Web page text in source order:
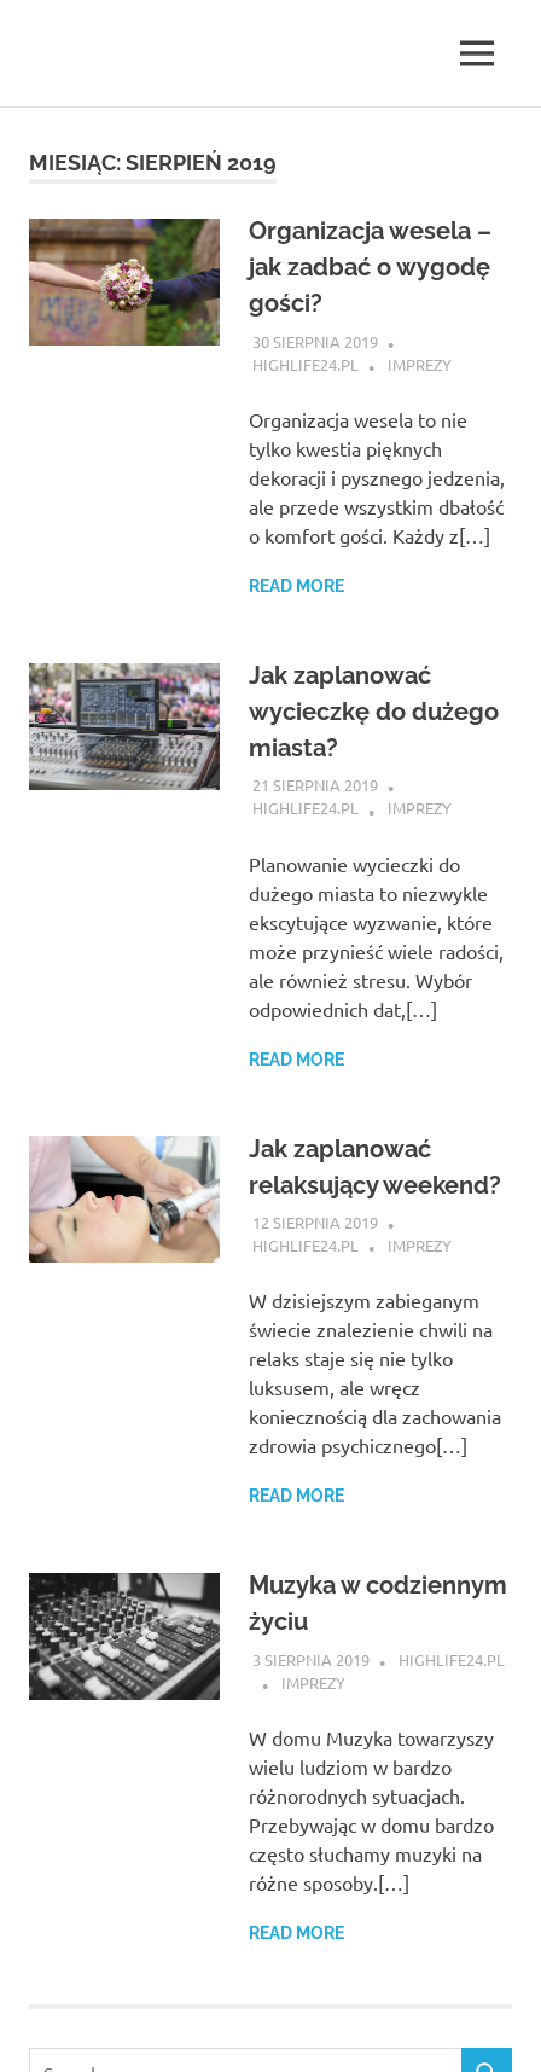
MENU
MIESIĄC:SIERPIEŃ 2019
Organizacja wesela –
jak zadbać o wygodę
gości?
30 SIERPNIA 2019
HIGHLIFE24.PL
IMPREZY
Organizacja wesela to nie
tylko kwestia pięknych
dekoracji i pysznego jedzenia,
ale przede wszystkim dbałość
o komfort gości. Każdy z[…]
READ MORE
Jak zaplanować
wycieczkę do dużego
miasta?
21 SIERPNIA 2019
HIGHLIFE24.PL
IMPREZY
Planowanie wycieczki do
dużego miasta to niezwykle
ekscytujące wyzwanie, które
może przynieść wiele radości,
ale również stresu. Wybór
odpowiednich dat,[…]
READ MORE
Jak zaplanować
relaksujący weekend?
12 SIERPNIA 2019
HIGHLIFE24.PL
IMPREZY
W dzisiejszym zabieganym
świecie znalezienie chwili na
relaks staje się nie tylko
luksusem, ale wręcz
koniecznością dla zachowania
zdrowia psychicznego[…]
READ MORE
Muzyka w codziennym
życiu
3 SIERPNIA 2019
HIGHLIFE24.PL
IMPREZY
W domu Muzyka towarzyszy
wielu ludziom w bardzo
różnorodnych sytuacjach.
Przebywając w domu bardzo
często słuchamy muzyki na
różne sposoby.[…]
READ MORE